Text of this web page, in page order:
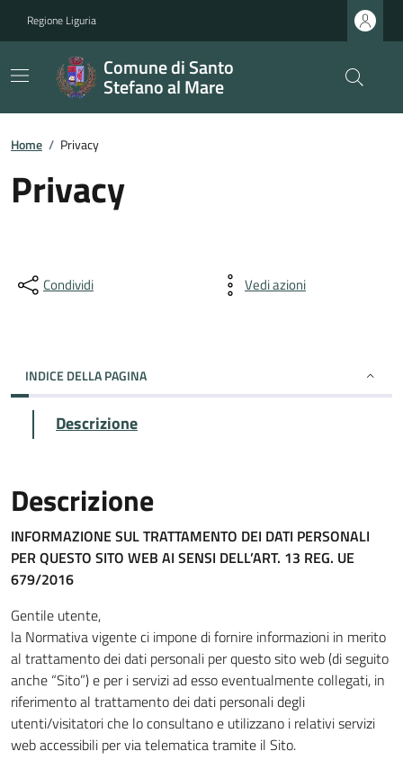
Regione Liguria
Comune di Santo
Stefano al Mare
Home / Privacy
Privacy
Condividi Vedi azioni
INDICE DELLA PAGINA
Descrizione
Descrizione
INFORMAZIONE SUL TRATTAMENTO DEI DATI PERSONALI
PER QUESTO SITO WEB AI SENSI DELL’ART. 13 REG. UE
679/2016
Gentile utente,
la Normativa vigente ci impone di fornire informazioni in merito
al trattamento dei dati personali per questo sito web (di seguito
anche “Sito”) e per i servizi ad esso eventualmente collegati, in
riferimento al trattamento dei dati personali degli
utenti/visitatori che lo consultano e utilizzano i relativi servizi
web accessibili per via telematica tramite il Sito.